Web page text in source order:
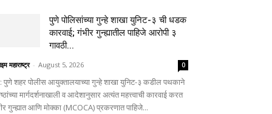
पुणे पोलिसांच्या गुन्हे शाखा युनिट-३ ची धडक
कारवाई; गंभीर गुन्ह्यातील पाहिजे आरोपी ३
गावठी...
महाराष्ट्र - August 5, 2026 0
पुणे शहर पोलीस आयुक्तालयाच्या गुन्हे शाखा युनिट-३ कडील पथकाने
मार्गदर्शनाखाली व आदेशानुसार अत्यंत महत्त्वाची कारवाई करत
गुन्ह्यात आणि मोक्का (MCOCA) प्रकरणात पाहिजे...